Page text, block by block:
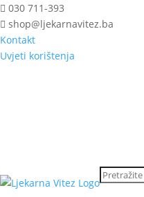
030 711-393
shop@ljekarnavitez.ba
Kontakt
Uvjeti korištenja